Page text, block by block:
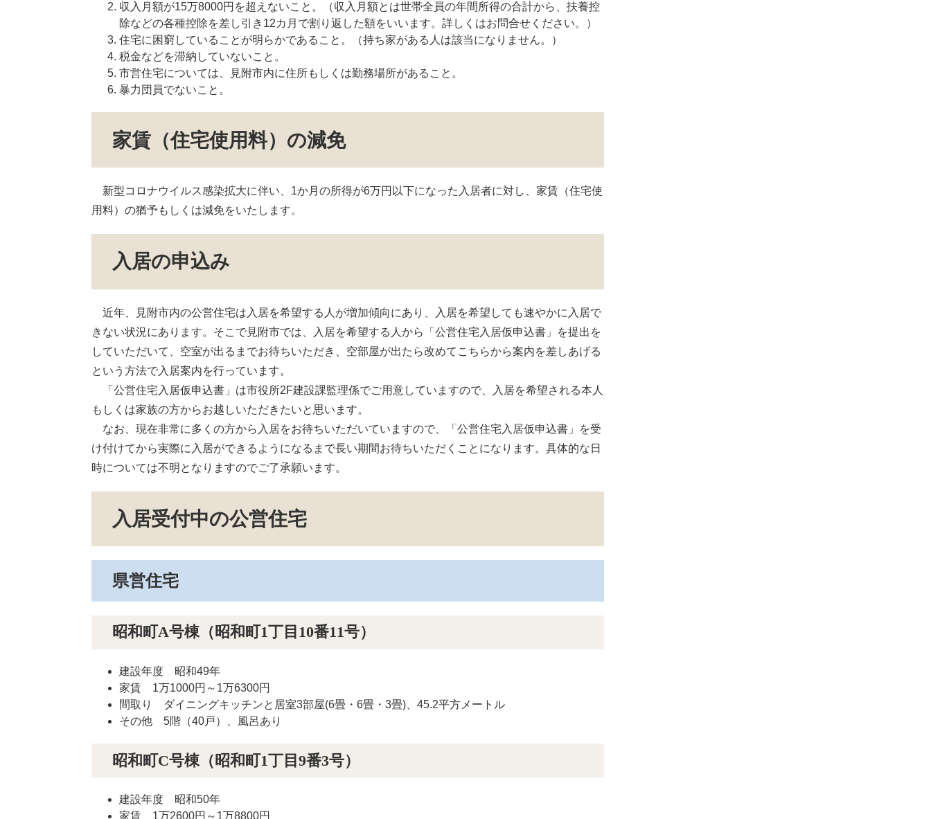
収入月額が15万8000円を超えないこと。（収入月額とは世帯全員の年間所得の合計から、扶養控
除などの各種控除を差し引き12カ月で割り返した額をいいます。詳しくはお問合せください。）
住宅に困窮していることが明らかであること。（持ち家がある人は該当になりません。）
税金などを滞納していないこと。
市営住宅については、見附市内に住所もしくは勤務場所があること。
暴力団員でないこと。
家賃（住宅使用料）の減免
新型コロナウイルス感染拡大に伴い、1か月の所得が6万円以下になった入居者に対し、家賃（住宅使
用料）の猶予もしくは減免をいたします。
入居の申込み
近年、見附市内の公営住宅は入居を希望する人が増加傾向にあり、入居を希望しても速やかに入居で
きない状況にあります。そこで見附市では、入居を希望する人から「公営住宅入居仮申込書」を提出を
していただいて、空室が出るまでお待ちいただき、空部屋が出たら改めてこちらから案内を差しあげる
という方法で入居案内を行っています。
「公営住宅入居仮申込書」は市役所2F建設課監理係でご用意していますので、入居を希望される本人
もしくは家族の方からお越しいただきたいと思います。
なお、現在非常に多くの方から入居をお待ちいただいていますので、「公営住宅入居仮申込書」を受
け付けてから実際に入居ができるようになるまで長い期間お待ちいただくことになります。具体的な日
時については不明となりますのでご了承願います。
入居受付中の公営住宅
県営住宅
昭和町A号棟（昭和町1丁目10番11号）
建設年度 昭和49年
家賃 1万1000円～1万6300円
間取り ダイニングキッチンと居室3部屋(6畳・6畳・3畳)、45.2平方メートル
その他 5階（40戸）、風呂あり
昭和町C号棟（昭和町1丁目9番3号）
建設年度 昭和50年
家賃 1万2600円～1万8800円